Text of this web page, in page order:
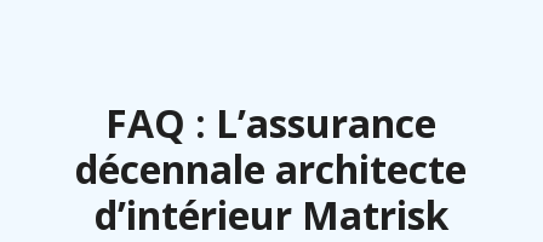
FAQ : L’assurance
décennale architecte
d’intérieur Matrisk